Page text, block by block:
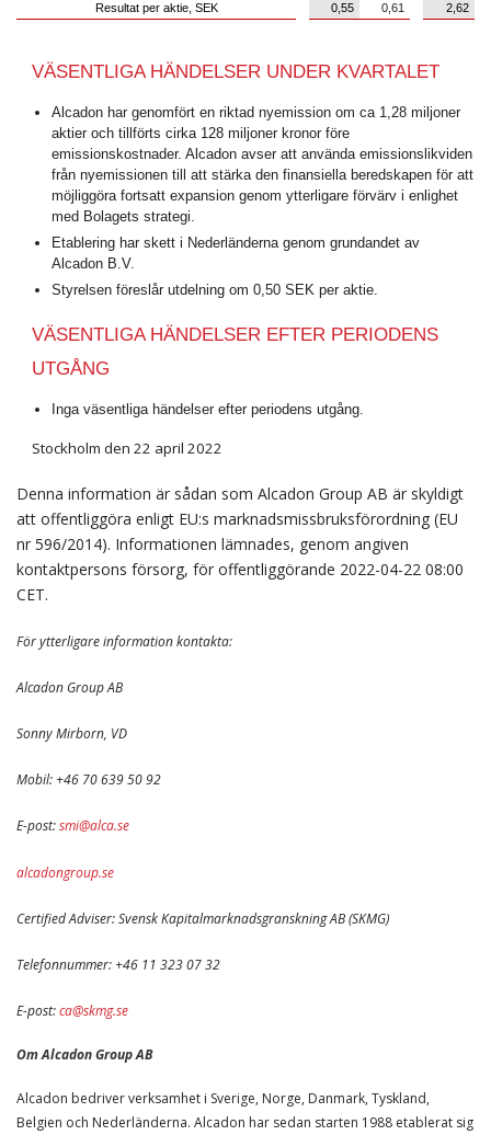
Resultat per aktie, SEK
0,55 0,61 2,62
VÄSENTLIGA HÄNDELSER UNDER KVARTALET
Alcadon har genomfört en riktad nyemission om ca 1,28 miljoner
aktier och tillförts cirka 128 miljoner kronor före
emissionskostnader. Alcadon avser att använda emissionslikviden
från nyemissionen till att stärka den finansiella beredskapen för att
möjliggöra fortsatt expansion genom ytterligare förvärv i enlighet
med Bolagets strategi.
Etablering har skett i Nederländerna genom grundandet av
Alcadon B.V.
Styrelsen föreslår utdelning om 0,50 SEK per aktie.
VÄSENTLIGA HÄNDELSER EFTER PERIODENS
UTGÅNG
Inga väsentliga händelser efter periodens utgång.
Stockholm den 22 april 2022
Denna information är sådan som Alcadon Group AB är skyldigt
att offentliggöra enligt EU:s marknadsmissbruksförordning (EU
nr 596/2014). Informationen lämnades, genom angiven
kontaktpersons försorg, för offentliggörande 2022-04-22 08:00
CET.
För ytterligare information kontakta:
Alcadon Group AB
Sonny Mirborn, VD
Mobil: +46 70 639 50 92
E-post:smi@alca.se
alcadongroup.se
Certified Adviser: Svensk Kapitalmarknadsgranskning AB (SKMG)
Telefonnummer: +46 11 323 07 32
E-post:ca@skmg.se
Om Alcadon Group AB
Alcadon bedriver verksamhet i Sverige, Norge, Danmark, Tyskland,
Belgien och Nederländerna. Alcadon har sedan starten 1988 etablerat sig